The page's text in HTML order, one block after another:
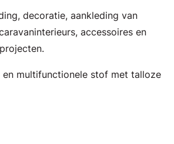
decoratie, aankleding van
accessoires en
multifunctionele stof met talloze